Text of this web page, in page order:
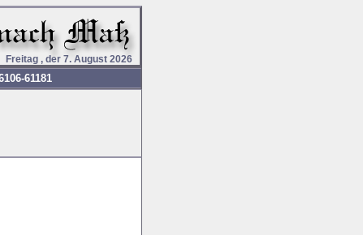
Freitag , der 7. August 2026
61181